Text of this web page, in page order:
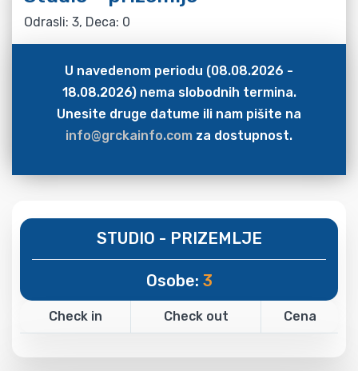
Odrasli: 3, Deca: 0
U navedenom periodu (08.08.2026 -
18.08.2026) nema slobodnih termina.
Unesite druge datume ili nam pišite na
info@grckainfo.com za dostupnost.
STUDIO - PRIZEMLJE
Osobe: 3
Check in Check out Cena